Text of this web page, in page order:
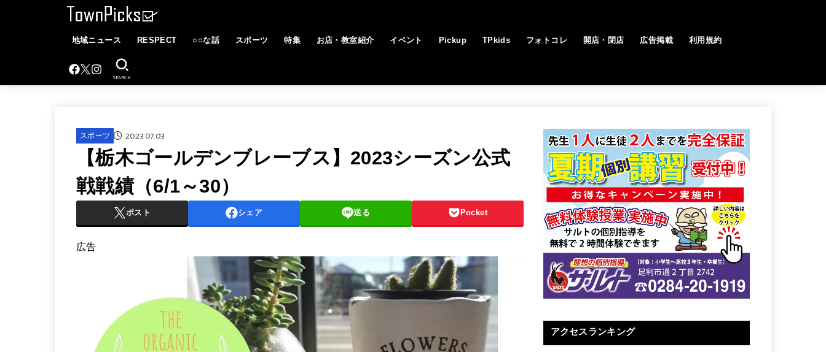
地域ニュース RESPECT ○○な話 スポーツ 特集 お店・教室紹介 イベント Pickup TPkids フォトコレ 開店・閉店 広告掲載 利用規約
SEARCH
スポーツ 2023.07.03
【栃木ゴールデンブレーブス】2023シーズン公式
戦戦績（6/1～30）
ポスト シェア 送る Pocket
広告
アクセスランキング